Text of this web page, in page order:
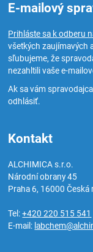
E-mailový
Prihláste sa k odberu
všetkých zaujímavých
sľubujeme, že
nezahltili vaše e-
Ak sa vám
odhlásiť.
Kontakt
ALCHIMICA s.r.o.
Národní obrany 45
Praha 6, 16000Česká
Tel:+420 220 515 541
E-mail: